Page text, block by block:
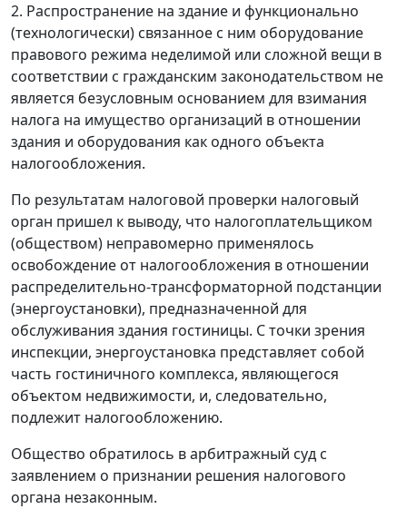
2. Распространение на здание и функционально
(технологически) связанное с ним оборудование
правового режима неделимой или сложной вещи в
соответствии с гражданским законодательством не
является безусловным основанием для взимания
налога на имущество организаций в отношении
здания и оборудования как одного объекта
налогообложения.
По результатам налоговой проверки налоговый
орган пришел к выводу, что налогоплательщиком
(обществом) неправомерно применялось
освобождение от налогообложения в отношении
распределительно-трансформаторной подстанции
(энергоустановки), предназначенной для
обслуживания здания гостиницы. С точки зрения
инспекции, энергоустановка представляет собой
часть гостиничного комплекса, являющегося
объектом недвижимости, и, следовательно,
подлежит налогообложению.
Общество обратилось в арбитражный суд с
заявлением о признании решения налогового
органа незаконным.